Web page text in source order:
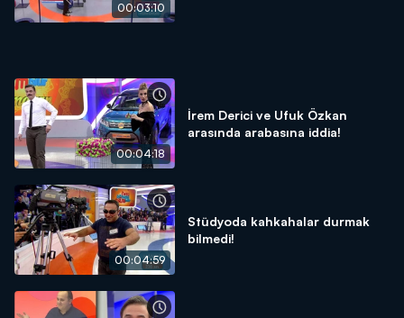
00:03:10
00:04:18
İrem Derici ve Ufuk Özkan
arasında arabasına iddia!
00:04:59
Stüdyoda kahkahalar durmak
bilmedi!